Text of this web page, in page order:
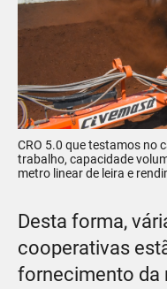
CRO 5.0 que testamos no
trabalho, capacidade
metro linear de leira e
Desta forma,
cooperativas
fornecimento da